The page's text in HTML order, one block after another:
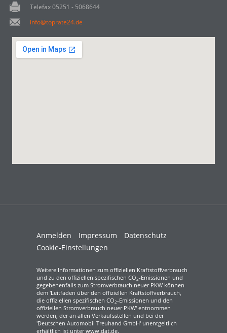
Telefax 05251 - 5068644
info@toprate24.de
Anmelden Impressum
Datenschutz
Cookie-Einstellungen
Weitere Informationen zum offiziellen Kraftstoffverbrauch
und zu den offiziellen spezifischen CO2-Emissionen und
gegebenenfalls zum Stromverbrauch neuer PKW können
dem 'Leitfaden über den offiziellen Kraftstoffverbrauch,
die offiziellen spezifischen CO2-Emissionen und den
offiziellen Stromverbrauch neuer PKW' entnommen
werden, der an allen Verkaufsstellen und bei der
'Deutschen Automobil Treuhand GmbH' unentgeltlich
erhältlich ist unter www.dat.de.